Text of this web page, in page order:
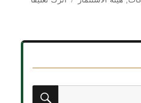
بحث